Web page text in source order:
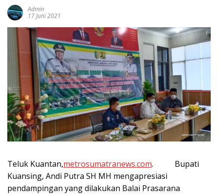
Admin
17 Juni 2021
Teluk Kuantan,metrosumatranews.com. Bupati
Kuansing, Andi Putra SH MH mengapresiasi
pendampingan yang dilakukan Balai Prasarana